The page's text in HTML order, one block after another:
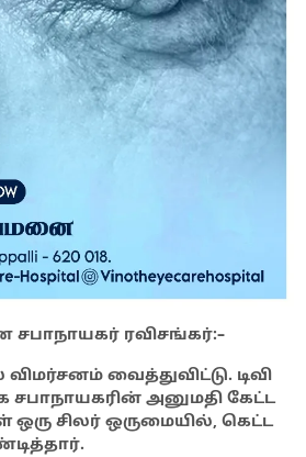
சபாநாயகர் ரவிசங்கர்:–
வைத்துவிட்டு. டிவி
சபாநாயகரின் அனுமதி கேட்ட
ஒரு சிலர் ஒருமையில், கெட்ட